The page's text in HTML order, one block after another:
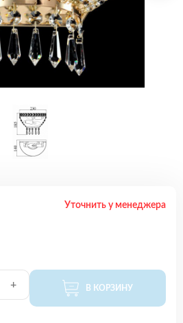
Уточнить у менеджера
+ В КОРЗИНУ